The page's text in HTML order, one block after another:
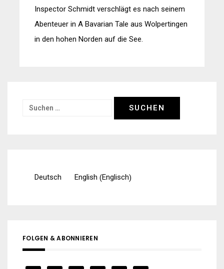
Inspector Schmidt verschlägt es nach seinem
Abenteuer in A Bavarian Tale aus Wolpertingen
in den hohen Norden auf die See.
Suchen
Deutsch English (Englisch)
FOLGEN & ABONNIEREN